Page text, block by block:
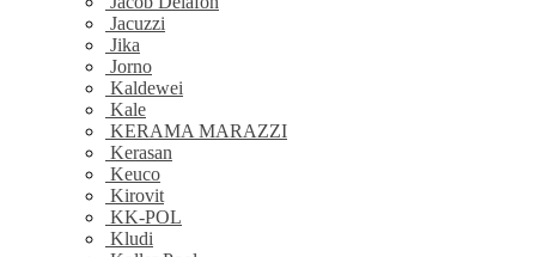
Jacuzzi
Jika
Jorno
Kaldewei
Kale
KERAMA MARAZZI
Kerasan
Keuco
Kirovit
KK-POL
Kludi